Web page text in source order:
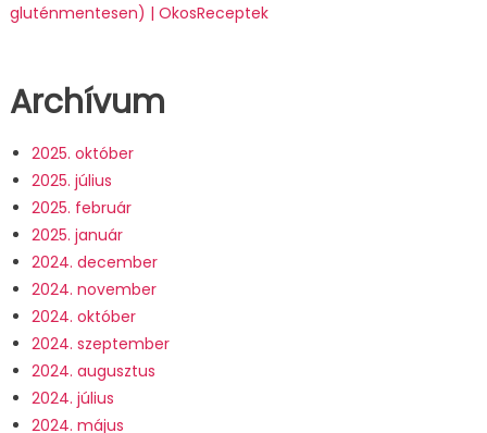
gluténmentesen) | OkosReceptek
Archívum
2025. október
2025. július
2025. február
2025. január
2024. december
2024. november
2024. október
2024. szeptember
2024. augusztus
2024. július
2024. május